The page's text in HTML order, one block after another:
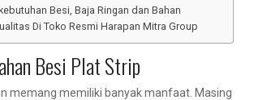
Besi, Baja Ringan dan Bahan
Di Toko Resmi Harapan Mitra Group
Besi Plat Strip
memang memiliki banyak manfaat. Masing